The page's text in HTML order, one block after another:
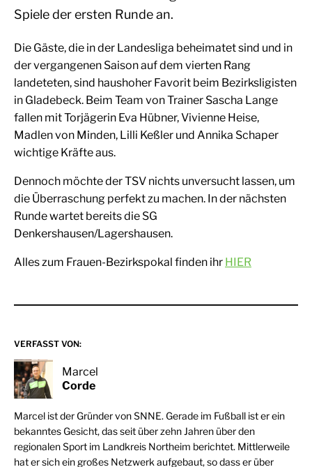
Spiele der ersten Runde an.
Die Gäste, die in der Landesliga beheimatet sind und in
der vergangenen Saison auf dem vierten Rang
landeteten, sind haushoher Favorit beim Bezirksligisten
in Gladebeck. Beim Team von Trainer Sascha Lange
fallen mit Torjägerin Eva Hübner, Vivienne Heise,
Madlen von Minden, Lilli Keßler und Annika Schaper
wichtige Kräfte aus.
Dennoch möchte der TSV nichts unversucht lassen, um
die Überraschung perfekt zu machen. In der nächsten
Runde wartet bereits die SG
Denkershausen/Lagershausen.
Alles zum Frauen-Bezirkspokal finden ihr HIER
VERFASST VON:
Marcel
Corde
Marcel ist der Gründer von SNNE. Gerade im Fußball ist er ein
bekanntes Gesicht, das seit über zehn Jahren über den
regionalen Sport im Landkreis Northeim berichtet. Mittlerweile
hat er sich ein großes Netzwerk aufgebaut, so dass er über